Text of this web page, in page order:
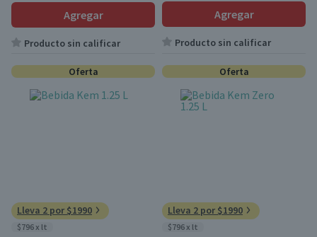
Agregar
Producto sin calificar
Agregar
Producto sin calificar
Oferta
Lleva 2 por $1990
$796 x lt
Oferta
Lleva 2 por $1990
$796 x lt